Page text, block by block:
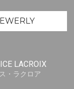
LACROIX
・ラクロア